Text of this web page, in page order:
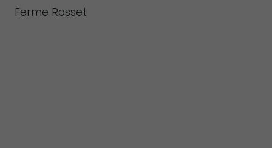
Ferme Rosset